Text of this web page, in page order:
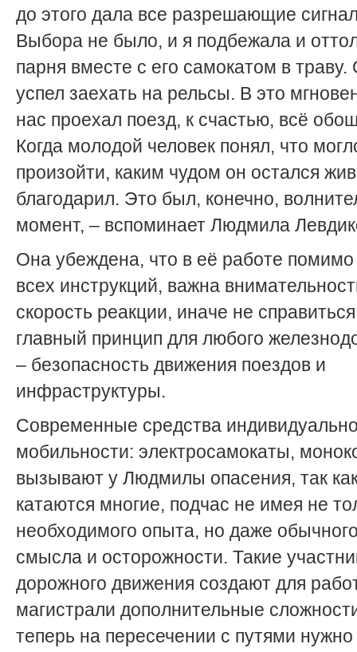
до этого дала все разрешающие
Выбора не было, и я подбежала и
парня вместе с его самокатом в траву.
успел заехать на рельсы. В это
нас проехал поезд, к счастью, всё
Когда молодой человек понял, что
произойти, каким чудом он остался
благодарил. Это был, конечно,
момент, – вспоминает Людмила
Она убеждена, что в её работе помимо
всех инструкций, важна
скорость реакции, иначе не
главный принцип для любого
– безопасность движения поездов и
инфраструктуры.
Современные средства
мобильности: электросамокаты,
вызывают у Людмилы опасения, так
катаются многие, подчас не имея не
необходимого опыта, но даже
смысла и осторожности. Такие
дорожного движения создают для
магистрали дополнительные
теперь на пересечении с путями